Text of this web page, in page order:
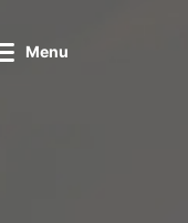
Menu